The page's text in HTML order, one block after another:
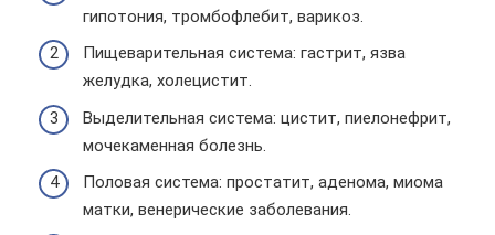
гипотония, тромбофлебит, варикоз.
Пищеварительная система: гастрит, язва
желудка, холецистит.
Выделительная система: цистит, пиелонефрит,
мочекаменная болезнь.
Половая система: простатит, аденома, миома
матки, венерические заболевания.